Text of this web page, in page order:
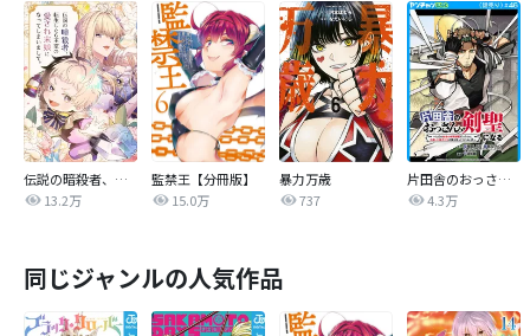
伝説の暗殺者、転生したら王家の愛され末娘になってしまいまして。【タテヨミ】
13.2万
監禁王【分冊版】
15.0万
暴力万歳
737
片田舎のおっさん、剣聖になる～ただの田舎の剣術師範だったのに、大成した弟子たちが俺を放ってくれない件～(話売り)
4.3万
同じジャンルの人気作品